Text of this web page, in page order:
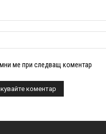
ме при следващ коментар